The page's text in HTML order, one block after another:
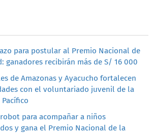
para postular al Premio Nacional de
ganadores recibirán más de S/ 16 000
de Amazonas y Ayacucho fortalecen
con el voluntariado juvenil de la
para acompañar a niños
y gana el Premio Nacional de la